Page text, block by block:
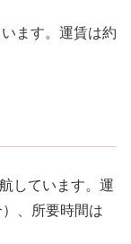
ます。運賃は約
しています。運
、所要時間は